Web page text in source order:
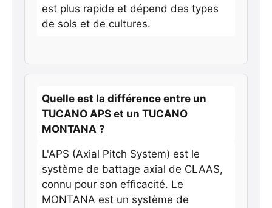
est plus rapide et dépend des types
de sols et de cultures.
Quelle est la différence entre un
TUCANO APS et un TUCANO
MONTANA ?
L'APS (Axial Pitch System) est le
système de battage axial de CLAAS,
connu pour son efficacité. Le
MONTANA est un système de